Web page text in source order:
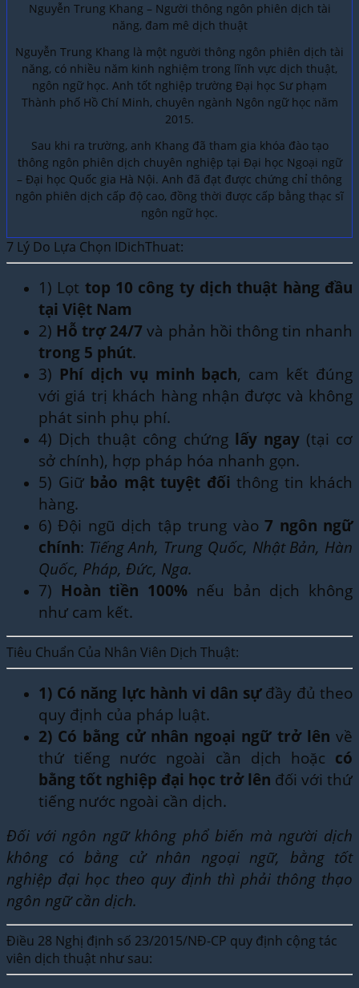
Nguyễn Trung Khang – Người thông ngôn phiên dịch tài
năng, đam mê dịch thuật
Nguyễn Trung Khang là một người thông ngôn phiên dịch tài
năng, có nhiều năm kinh nghiệm trong lĩnh vực dịch thuật,
ngôn ngữ học. Anh tốt nghiệp trường Đại học Sư phạm
Thành phố Hồ Chí Minh, chuyên ngành Ngôn ngữ học năm
2015.
Sau khi ra trường, anh Khang đã tham gia khóa đào tạo
thông ngôn phiên dịch chuyên nghiệp tại Đại học Ngoại ngữ
– Đại học Quốc gia Hà Nội. Anh đã đạt được chứng chỉ thông
ngôn phiên dịch cấp độ cao, đồng thời được cấp bằng thạc sĩ
ngôn ngữ học.
7 Lý Do Lựa Chọn IDichThuat:
1) Lọt top 10 công ty dịch thuật hàng đầu
tại Việt Nam
2) Hỗ trợ 24/7 và phản hồi thông tin nhanh
trong 5 phút.
3) Phí dịch vụ minh bạch, cam kết đúng
với giá trị khách hàng nhận được và không
phát sinh phụ phí.
4) Dịch thuật công chứng lấy ngay(tại cơ
sở chính), hợp pháp hóa nhanh gọn.
5) Giữ bảo mật tuyệt đối thông tin khách
hàng.
6) Đội ngũ dịch tập trung vào7 ngôn ngữ
chính: Tiếng Anh, Trung Quốc, Nhật Bản, Hàn
Quốc, Pháp, Đức, Nga.
7) Hoàn tiền 100% nếu bản dịch không
như cam kết.
Tiêu Chuẩn Của Nhân Viên Dịch Thuật:
1) Có năng lực hành vi dân sựđầy đủ theo
quy định của pháp luật.
2) Có bằng cử nhân ngoại ngữ trở lên về
thứ tiếng nước ngoài cần dịch hoặc có
bằng tốt nghiệp đại học trở lên đối với thứ
tiếng nước ngoài cần dịch.
Đối với ngôn ngữ không phổ biến mà người dịch
không có bằng cử nhân ngoại ngữ, bằng tốt
nghiệp đại học theo quy định thì phải thông thạo
ngôn ngữ cần dịch.
Điều 28 Nghị định số 23/2015/NĐ-CP quy định cộng tác
viên dịch thuật như sau: